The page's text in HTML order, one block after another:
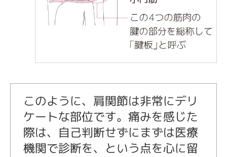
このように、肩関節は非常にデリ
ケートな部位です。痛みを感じた
際は、自己判断せずにまずは医療
機関で診断を、という点を心に留